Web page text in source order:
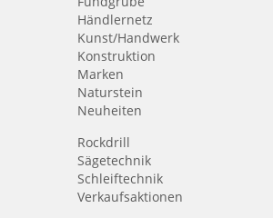
Händlernetz
Kunst/Handwerk
Konstruktion
Marken
Naturstein
Neuheiten
Rockdrill
Sägetechnik
Schleiftechnik
Verkaufsaktionen